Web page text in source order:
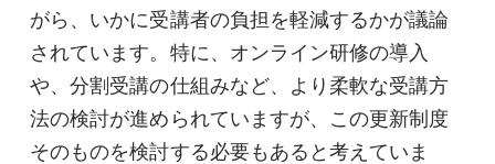
がら、いかに受講者の負担を軽減するかが議論
されています。特に、オンライン研修の導入
や、分割受講の仕組みなど、より柔軟な受講方
法の検討が進められていますが、この更新制度
そのものを検討する必要もあると考えていま